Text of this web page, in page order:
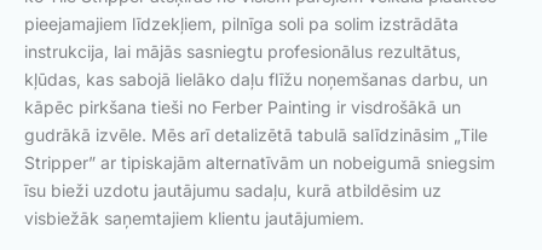
pieejamajiem līdzekļiem, pilnīga soli pa solim izstrādāta
instrukcija, lai mājās sasniegtu profesionālus rezultātus,
kļūdas, kas sabojā lielāko daļu flīžu noņemšanas darbu, un
kāpēc pirkšana tieši no Ferber Painting ir visdrošākā un
gudrākā izvēle. Mēs arī detalizētā tabulā salīdzināsim „Tile
Stripper” ar tipiskajām alternatīvām un nobeigumā sniegsim
īsu bieži uzdotu jautājumu sadaļu, kurā atbildēsim uz
visbiežāk saņemtajiem klientu jautājumiem.